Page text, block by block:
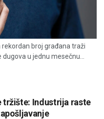
broj građana traži
u jednu mesečnu...
tržište: Industrija raste